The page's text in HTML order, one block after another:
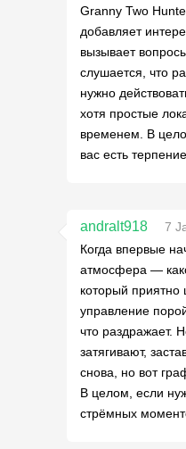
Granny Two
добавляет
вызывает
слушается, что
нужно
хотя простые
временем. В
вас есть терпение.
andralt918
7
Когда впервые
атмосфера —
который приятно
управление
что раздражает.
затягивают,
снова, но вот
В целом, если
стрёмных